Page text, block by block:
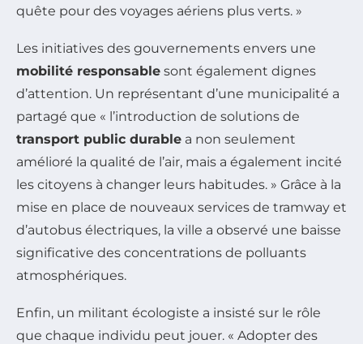
quête pour des voyages aériens plus verts. »
Les initiatives des gouvernements envers une
mobilité responsable sont également dignes
d’attention. Un représentant d’une municipalité a
partagé que « l’introduction de solutions de
transport public durable a non seulement
amélioré la qualité de l’air, mais a également incité
les citoyens à changer leurs habitudes. » Grâce à la
mise en place de nouveaux services de tramway et
d’autobus électriques, la ville a observé une baisse
significative des concentrations de polluants
atmosphériques.
Enfin, un militant écologiste a insisté sur le rôle
que chaque individu peut jouer. « Adopter des